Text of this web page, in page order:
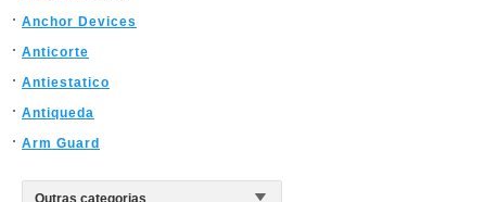
Anchor Devices
Anticorte
Antiestatico
Antiqueda
Arm Guard